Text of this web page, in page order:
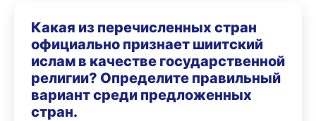
Какая из перечисленных стран
официально признает шиитский
ислам в качестве государственной
религии? Определите правильный
вариант среди предложенных
стран.